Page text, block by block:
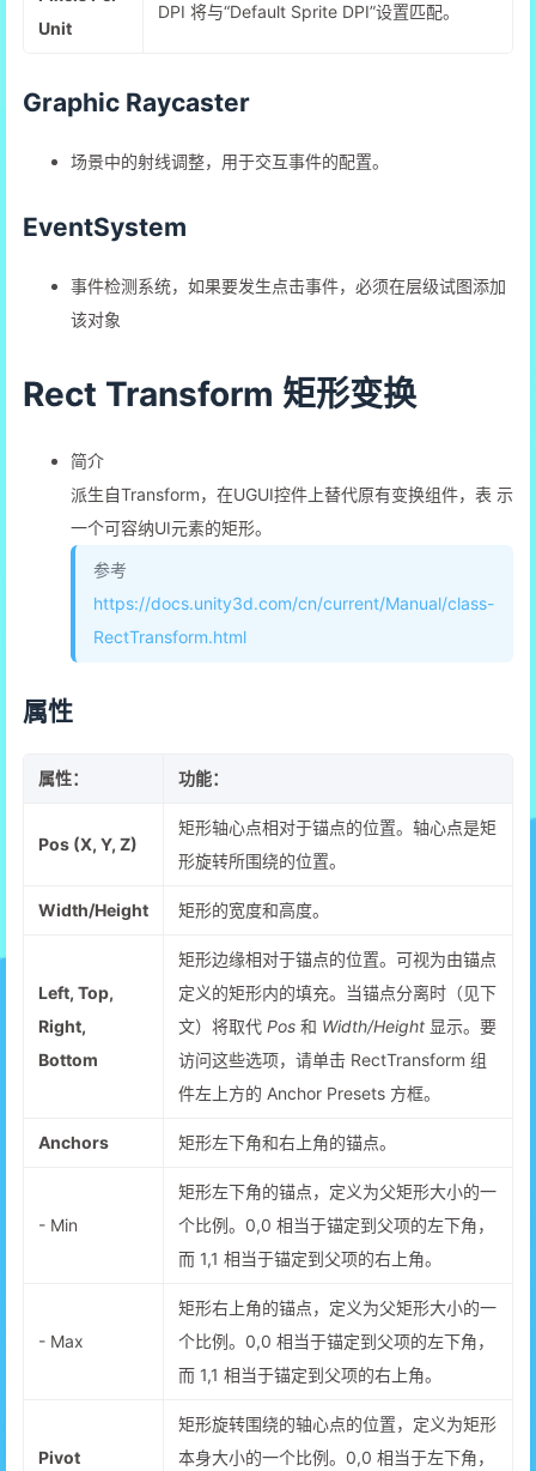
Unit
DPI 将与“Default Sprite DPI”设置匹配。
Graphic Raycaster
场景中的射线调整，用于交互事件的配置。
EventSystem
事件检测系统，如果要发生点击事件，必须在层级试图添加
该对象
Rect Transform 矩形变换
简介
派生自Transform，在UGUI控件上替代原有变换组件，表 示
一个可容纳UI元素的矩形。
参考
https://docs.unity3d.com/cn/current/Manual/class-
RectTransform.html
属性
属性： 功能：
Pos (X, Y, Z)
矩形轴心点相对于锚点的位置。轴心点是矩
形旋转所围绕的位置。
Width/Height 矩形的宽度和高度。
Left, Top,
Right,
Bottom
矩形边缘相对于锚点的位置。可视为由锚点
定义的矩形内的填充。当锚点分离时（见下
文）将取代 Pos 和 Width/Height 显示。要
访问这些选项，请单击 RectTransform 组
件左上方的 Anchor Presets 方框。
Anchors 矩形左下角和右上角的锚点。
- Min
矩形左下角的锚点，定义为父矩形大小的一
个比例。0,0 相当于锚定到父项的左下角，
而 1,1 相当于锚定到父项的右上角。
- Max
矩形右上角的锚点，定义为父矩形大小的一
个比例。0,0 相当于锚定到父项的左下角，
而 1,1 相当于锚定到父项的右上角。
Pivot
矩形旋转围绕的轴心点的位置，定义为矩形
本身大小的一个比例。0,0 相当于左下角，